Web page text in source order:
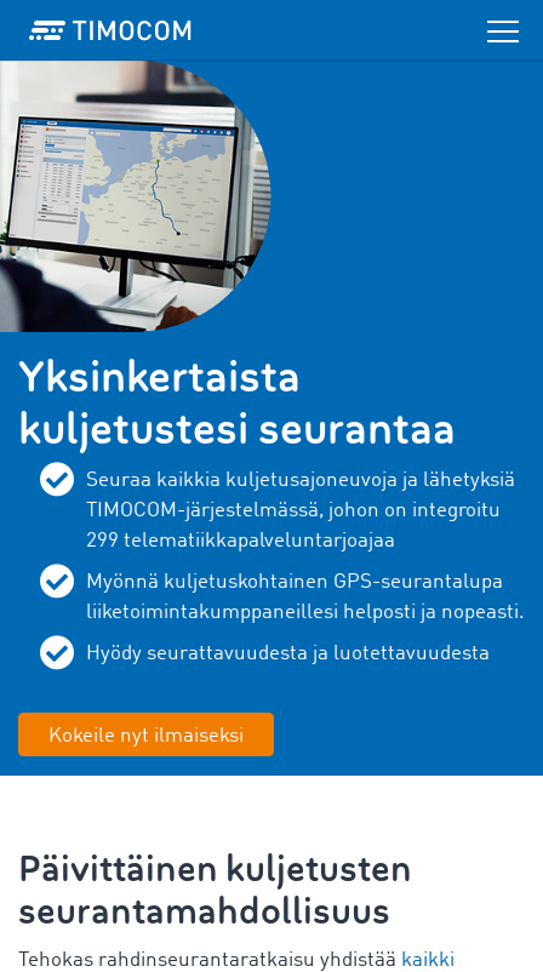
Yksinkertaista
kuljetustesi seurantaa
Seuraa kaikkia kuljetusajoneuvoja ja lähetyksiä
TIMOCOM-järjestelmässä, johon on integroitu
299 telematiikkapalveluntarjoajaa
Myönnä kuljetuskohtainen GPS-seurantalupa
liiketoimintakumppaneillesi helposti ja nopeasti.
Hyödy seurattavuudesta ja luotettavuudesta
Kokeile nyt ilmaiseksi
Päivittäinen kuljetusten
seurantamahdollisuus
Tehokas rahdinseurantaratkaisu yhdistää kaikki